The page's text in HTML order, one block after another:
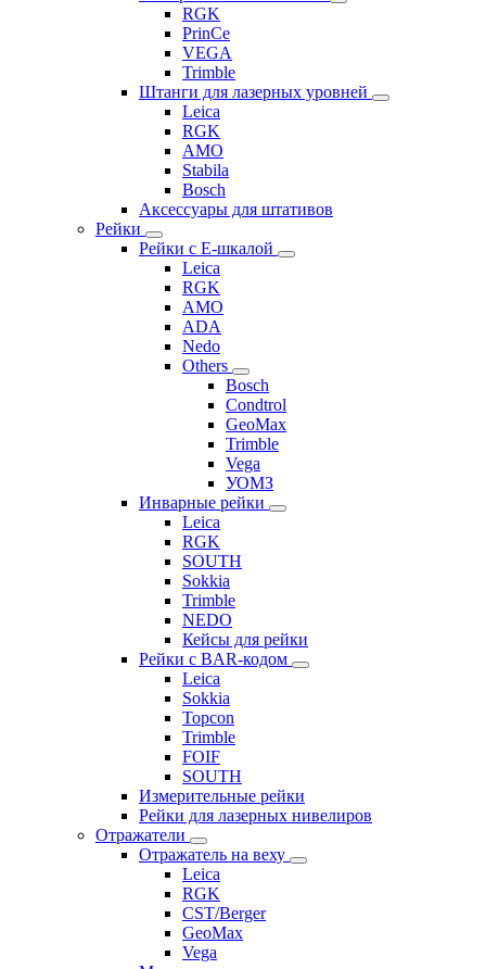
RGK
PrinCe
VEGA
Trimble
Штанги для лазерных уровней
Leica
RGK
AMO
Stabila
Bosch
Аксессуары для штативов
Рейки
Рейки с Е-шкалой
Leica
RGK
AMO
ADA
Nedo
Others
Bosch
Condtrol
GeoMax
Trimble
Vega
УОМЗ
Инварные рейки
Leica
RGK
SOUTH
Sokkia
Trimble
NEDO
Кейсы для рейки
Рейки с BAR-кодом
Leica
Sokkia
Topcon
Trimble
FOIF
SOUTH
Измерительные рейки
Рейки для лазерных нивелиров
Отражатели
Отражатель на веху
Leica
RGK
CST/Berger
GeoMax
Vega